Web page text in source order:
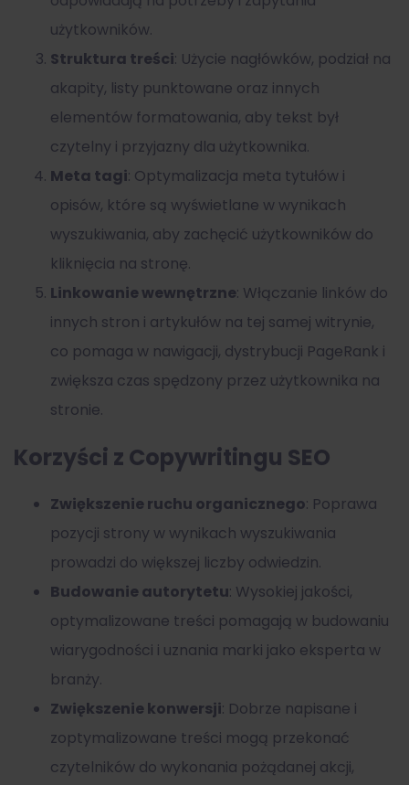
użytkowników.
Struktura treści: Użycie nagłówków, podział na
akapity, listy punktowane oraz innych
elementów formatowania, aby tekst był
czytelny i przyjazny dla użytkownika.
Meta tagi: Optymalizacja meta tytułów i
opisów, które są wyświetlane w wynikach
wyszukiwania, aby zachęcić użytkowników do
kliknięcia na stronę.
Linkowanie wewnętrzne: Włączanie linków do
innych stron i artykułów na tej samej witrynie,
co pomaga w nawigacji, dystrybucji PageRank i
zwiększa czas spędzony przez użytkownika na
stronie.
Korzyści z Copywritingu SEO
Zwiększenie ruchu organicznego: Poprawa
pozycji strony w wynikach wyszukiwania
prowadzi do większej liczby odwiedzin.
Budowanie autorytetu: Wysokiej jakości,
optymalizowane treści pomagają w budowaniu
wiarygodności i uznania marki jako eksperta w
branży.
Zwiększenie konwersji: Dobrze napisane i
zoptymalizowane treści mogą przekonać
czytelników do wykonania pożądanej akcji,